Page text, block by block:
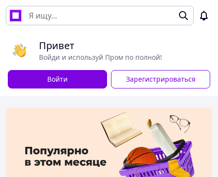
Привет
Войди и используй Пром по полной!
Войти Зарегистрироваться